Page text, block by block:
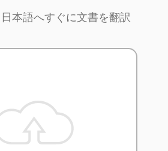
本語へすぐに文書を翻訳